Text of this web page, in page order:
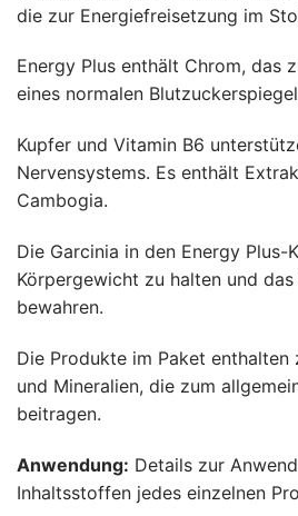
die zur Energiefreisetzung im
Energy Plus enthält Chrom, das
eines normalen
Kupfer und Vitamin B6
Nervensystems. Es enthält
Cambogia.
Die Garcinia in den Energy Plus-
Körpergewicht zu halten und
bewahren.
Die Produkte im Paket enthalten
und Mineralien, die zum
beitragen.
Anwendung: Details zur
Inhaltsstoffen jedes einzelnen